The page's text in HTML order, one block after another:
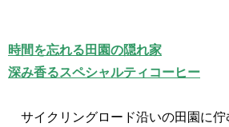
時間を忘れる田園の隠れ家
深み香るスペシャルティコーヒー
サイクリングロード沿いの田園に佇